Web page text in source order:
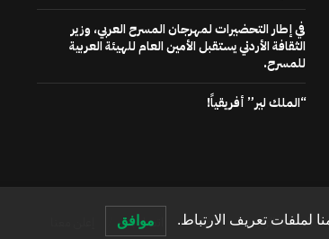
في إطار التحضيرات لمهرجان المسرح العربي، وزير
الثقافة الأردني يستقبل الأمين العام للهيئة العربية
للمسرح.
“الملك لير” أفريقياً!
الصفحة الرئيسية عنا اتصل بنا لملفات تعريف الارتباط. موافق